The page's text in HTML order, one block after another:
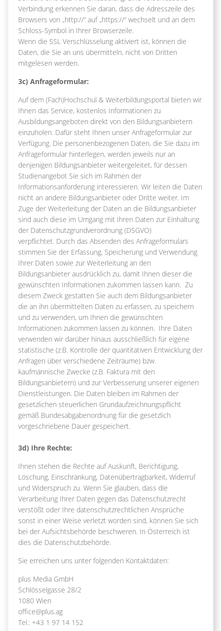
Verbindung erkennen Sie daran, dass die Adresszeile des
Browsers von „http://“ auf „https://“ wechselt und an dem
Schloss-Symbol in Ihrer Browserzeile.
Wenn die SSL Verschlüsselung aktiviert ist, können die
Daten, die Sie an uns übermitteln, nicht von Dritten
mitgelesen werden.
3c) Anfrageformular:
Auf dem (Fach)Hochschul & Weiterbildungsportal bieten wir
Ihnen das Service, kostenlos Informationen zu
Ausbildungsangeboten direkt von den Bildungsanbietern
einzuholen. Dafür steht Ihnen unser Anfrageformular zur
Verfügung. Die personenbezogenen Daten, die Sie dazu im
Anfrageformular hinterlegen, werden jeweils nur an
denjenigen Bildungsanbieter weitergeleitet, für dessen
Studienangebot Sie sich im Rahmen der
Informationsanforderung interessieren. Wir leiten die Daten
nicht an andere Bildungsanbieter oder Dritte weiter. Im
Zuge der Weiterleitung der Daten an die Bildungsanbieter
sind auch diese im Umgang mit Ihren Daten zur Einhaltung
der Datenschutzgrundverordnung (DSGVO)
verpflichtet. Durch das Absenden des Anfrageformulars
stimmen Sie der Erfassung, Speicherung und Verwendung
Ihrer Daten sowie zur Weiterleitung an den
Bildungsanbieter ausdrücklich zu, damit Ihnen dieser die
gewünschten Informationen zukommen lassen kann. Zu
diesem Zweck gestatten Sie auch dem Bildungsanbieter
die an ihn übermittelten Daten zu erfassen, zu speichern
und zu verwenden, um Ihnen die gewünschten
Informationen zukommen lassen zu können. Ihre Daten
verwenden wir darüber hinaus ausschließlich für eigene
statistische (z.B. Kontrolle der quantitativen Entwicklung der
Anfragen über verschiedene Zeiträume) bzw.
kaufmännische Zwecke (z.B. Faktura mit den
Bildungsanbietern) und zur Verbesserung unserer eigenen
Dienstleistungen. Die Daten bleiben im Rahmen der
gesetzlichen steuerlichen Grundaufzeichnungspflicht
gemäß Bundesabgabenordnung für die gesetzlich
vorgeschriebene Dauer gespeichert.
3d) Ihre Rechte:
Ihnen stehen die Rechte auf Auskunft, Berichtigung,
Löschung, Einschränkung, Datenübertragbarkeit, Widerruf
und Widerspruch zu. Wenn Sie glauben, dass die
Verarbeitung Ihrer Daten gegen das Datenschutzrecht
verstößt oder Ihre datenschutzrechtlichen Ansprüche
sonst in einer Weise verletzt worden sind, können Sie sich
bei der Aufsichtsbehörde beschweren. In Österreich ist
dies die Datenschutzbehörde.
Sie erreichen uns unter folgenden Kontaktdaten:
plus Media GmbH
Schlösselgasse 28/2
1080 Wien
office@plus.ag
Tel.: +43 1 97 14 152